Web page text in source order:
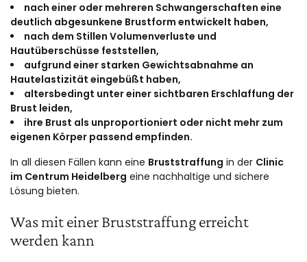
nach einer oder mehreren Schwangerschaften eine
deutlich abgesunkene Brustform entwickelt haben,
nach dem Stillen Volumenverluste und
Hautüberschüsse feststellen,
aufgrund einer starken Gewichtsabnahme an
Hautelastizität eingebüßt haben,
altersbedingt unter einer sichtbaren Erschlaffung der
Brust leiden,
ihre Brust als unproportioniert oder nicht mehr zum
eigenen Körper passend empfinden.
In all diesen Fällen kann eine Bruststraffung in der Clinic
im Centrum Heidelberg eine nachhaltige und sichere
Lösung bieten.
Was mit einer Bruststraffung erreicht
werden kann